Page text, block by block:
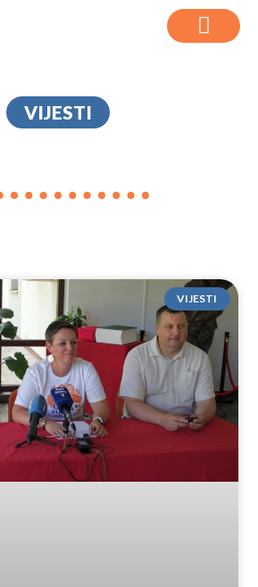
VIJESTI
VIJESTI